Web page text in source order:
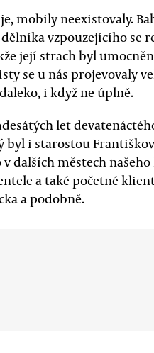
mobily neexistovaly.
dělníka vzpouzejícího se
její strach byl
se u nás projevovaly
i když ne úplně.
let
byl i starostou
dalších městech
a také početné
a podobně.